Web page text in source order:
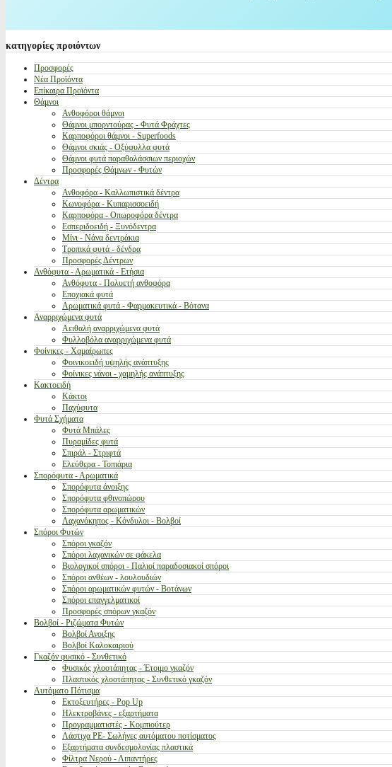
κατηγορίες προιόντων
Προσφορές
Νέα Προϊόντα
Επίκαιρα Προϊόντα
Θάμνοι
Ανθοφόροι θάμνοι
Θάμνοι μπορντούρας - Φυτά Φράχτες
Καρποφόροι θάμνοι - Superfoods
Θάμνοι σκιάς - Οξύφυλλα φυτά
Θάμνοι φυτά παραθαλάσσιων περιοχών
Προσφορές Θάμνων - Φυτών
Δέντρα
Ανθοφόρα - Καλλωπιστικά δέντρα
Κωνοφόρα - Κυπαρισσοειδή
Καρποφόρα - Οπωροφόρα δέντρα
Εσπεριδοειδή - Ξυνόδεντρα
Μίνι - Νάνα δεντράκια
Τροπικά φυτά - δένδρα
Προσφορές Δέντρων
Ανθόφυτα - Αρωματικά - Ετήσια
Ανθόφυτα - Πολυετή ανθοφόρα
Εποχιακά φυτά
Αρωματικά φυτά - Φαρμακευτικά - Βότανα
Αναρριχώμενα φυτά
Αειθαλή αναρριχώμενα φυτά
Φυλλοβόλα αναρριχώμενα φυτά
Φοίνικες - Χαμαίρωπες
Φοινικοειδή υψηλής ανάπτυξης
Φοίνικες νάνοι - χαμηλής ανάπτυξης
Κακτοειδή
Κάκτοι
Παχύφυτα
Φυτά Σχήματα
Φυτά Μπάλες
Πυραμίδες φυτά
Σπιράλ - Στριφτά
Ελεύθερα - Τοπιάρια
Σπορόφυτα - Αρωματικά
Σπορόφυτα άνοιξης
Σπορόφυτα φθινοπώρου
Σπορόφυτα αρωματικών
Λαχανόκηπος - Κόνδυλοι - Βολβοί
Σπόροι Φυτών
Σπόροι γκαζόν
Σπόροι λαχανικών σε φάκελα
Βιολογικοί σπόροι - Παλιοί παραδοσιακοί σπόροι
Σπόροι ανθέων - λουλουδιών
Σπόροι αρωματικών φυτών - Βοτάνων
Σπόροι επαγγελματικοί
Προσφορές σπόρων γκαζόν
Βολβοί - Ριζώματα Φυτών
Βολβοί Ανοιξης
Βολβοί Καλοκαιριού
Γκαζόν φυσικό - Συνθετικό
Φυσικός χλοοτάπητας - Έτοιμο γκαζόν
Πλαστικός χλοοτάπητας - Συνθετικό γκαζόν
Αυτόματο Πότισμα
Εκτοξευτήρες - Pop Up
Ηλεκτροβάνες - εξαρτήματα
Προγραμματιστές - Κομπιούτερ
Λάστιχα PE- Σωλήνες αυτόματου ποτίσματος
Εξαρτήματα συνδεσμολογίας πλαστικά
Φίλτρα Νερού - Λιπαντήρες